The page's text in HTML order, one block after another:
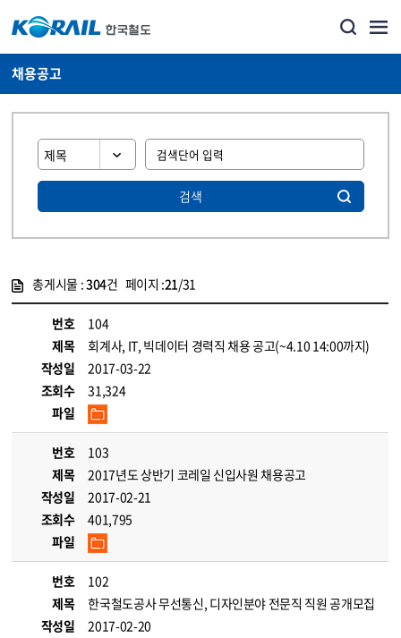
채용공고
검색
총게시물 :304건 페이지 :21/31
번호
104
제목
회계사, IT, 빅데이터 경력직 채용 공고(~4.10 14:00까지)
작성일
2017-03-22
조회수
31,324
파일
번호
103
제목
2017년도 상반기 코레일 신입사원 채용공고
작성일
2017-02-21
조회수
401,795
파일
번호
102
제목
한국철도공사 무선통신, 디자인분야 전문직 직원 공개모집
작성일
2017-02-20